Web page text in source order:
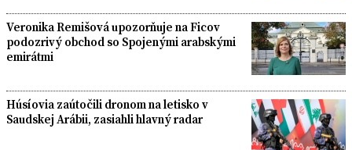
Veronika Remišová upozorňuje na Ficov
podozrivý obchod so Spojenými arabskými
emirátmi
Húsíovia zaútočili dronom na letisko v
Saudskej Arábii, zasiahli hlavný radar